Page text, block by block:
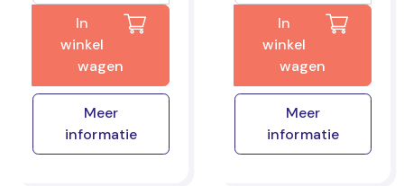
In
winkel
wagen
Meer
informatie
In
winkel
wagen
Meer
informatie